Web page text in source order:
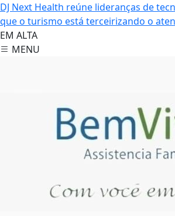
DJ Next Health reúne lideranças de
que o turismo está terceirizando o
EM ALTA
MENU